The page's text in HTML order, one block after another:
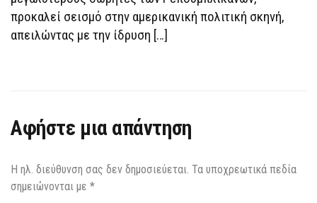
ΤΡΑΜΠ
προκαλεί σεισμό στην αμερικανική πολιτική σκηνή,
απειλώντας με την ίδρυση […]
Αφήστε μια απάντηση
Η ηλ. διεύθυνση σας δεν δημοσιεύεται. Τα υποχρεωτικά πεδία
σημειώνονται με *